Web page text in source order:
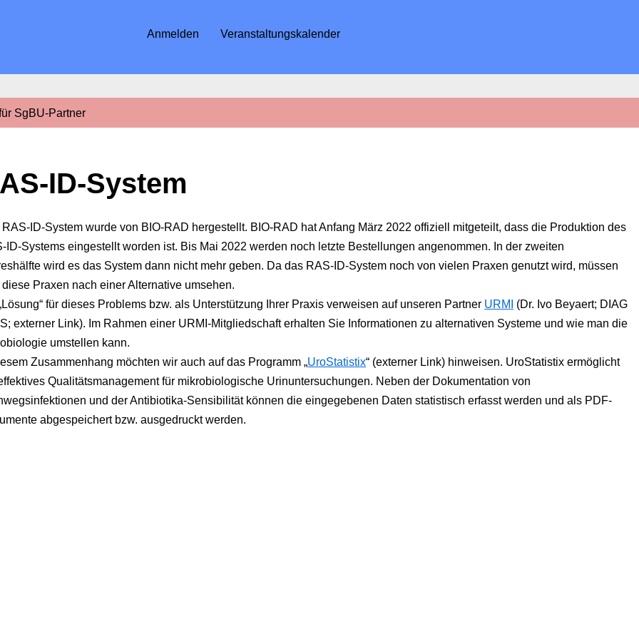
Anmelden Veranstaltungskalender
SgBU-Partner
ID-System
RAS-ID-System wurde von BIO-RAD hergestellt. BIO-RAD hat Anfang März 2022 offiziell mitgeteilt, dass die Produktion des
ID-Systems eingestellt worden ist. Bis Mai 2022 werden noch letzte Bestellungen angenommen. In der zweiten
wird es das System dann nicht mehr geben. Da das RAS-ID-System noch von vielen Praxen genutzt wird, müssen
Praxen nach einer Alternative umsehen.
für dieses Problems bzw. als Unterstützung Ihrer Praxis verweisen auf unseren Partner URMI
(Dr. Ivo Beyaert; DIAG
externer Link). Im Rahmen einer URMI-Mitgliedschaft erhalten Sie Informationen zu alternativen Systeme und wie man die
umstellen kann.
Zusammenhang möchten wir auch auf das Programm „UroStatistix“ (externer Link) hinweisen. UroStatistix ermöglicht
Qualitätsmanagement für mikrobiologische Urinuntersuchungen. Neben der Dokumentation von
und der Antibiotika-Sensibilität können die eingegebenen Daten statistisch erfasst werden und als PDF-
abgespeichert bzw. ausgedruckt werden.